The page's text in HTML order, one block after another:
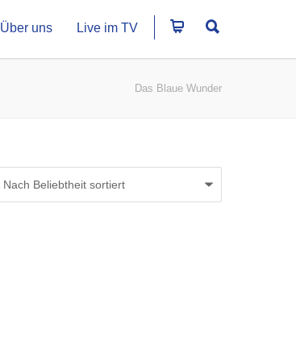
Über uns Live im TV
Das Blaue Wunder